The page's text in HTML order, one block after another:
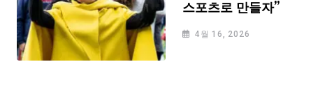
스포츠로 만들자”
4월 16, 2026